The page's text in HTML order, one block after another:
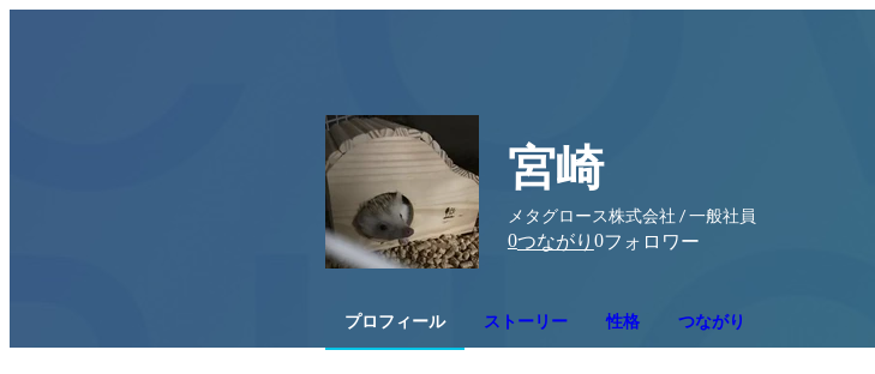
宮崎
メタグロース株式会社 / 一般社員
0つながり 0フォロワー
プロフィール ストーリー 性格 つながり